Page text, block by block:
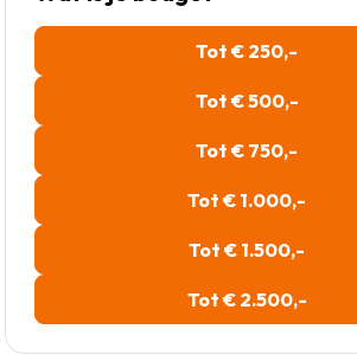
Tot € 250,-
Tot € 500,-
Tot € 750,-
Tot € 1.000,-
Tot € 1.500,-
Tot € 2.500,-